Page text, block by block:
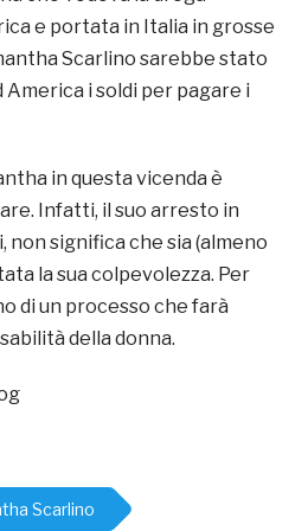
e portata in Italia in grosse
Scarlino sarebbe stato
i soldi per pagare i
in questa vicenda è
Infatti, il suo arresto in
non significa che sia (almeno
la sua colpevolezza. Per
di un processo che farà
della donna.
Scarlino